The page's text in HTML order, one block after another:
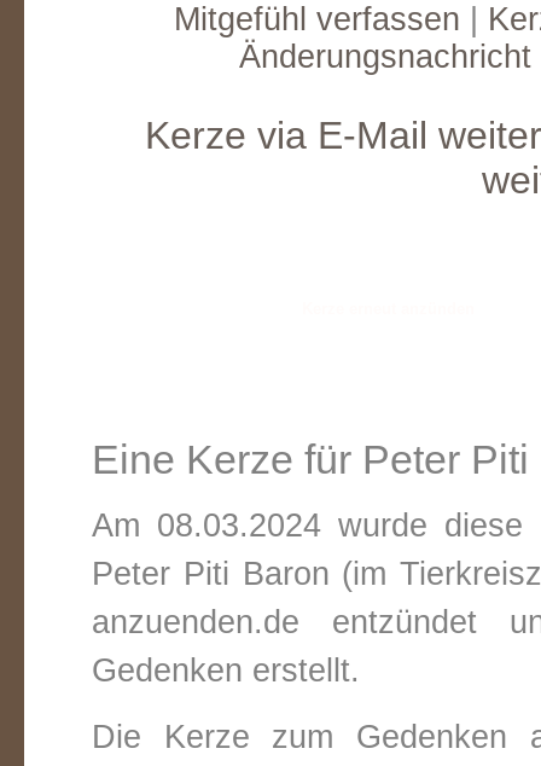
Mitgefühl verfassen
Kerze via E-Mail
Eine Kerze für Peter Piti
Am 08.03.2024 wurde
Peter Piti Baron (im
anzuenden.de entzündet
Gedenken erstellt.
Die Kerze zum